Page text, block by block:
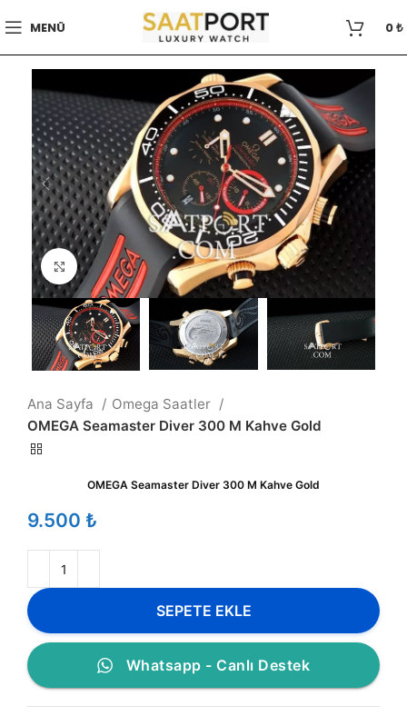
MENÜ 0₺
Büyütmek için tıklayın
Ana Sayfa
Omega Saatler
OMEGA Seamaster Diver 300 M Kahve Gold
OMEGA Seamaster Diver 300 M Kahve Gold
₺
SEPETE EKLE
Whatsapp - Canlı Destek